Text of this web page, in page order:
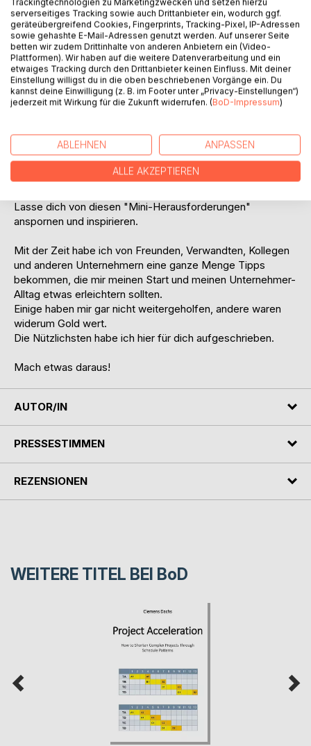
BESCHREIBUNG
Auf dem Weg in meine eigene Selbstständigkeit habe ich
viele wertvolle Tipps und Tricks bekommen. Dieses
Wissen möchte ich nun gerne an dich weitergeben.
Du findest in diesem Buch kleine Aufgaben für
Unternehmen Schritt für Schritt noch weiter nach Vorne
bringen...
Wenn du magst, kannst du sie der Reihe nach abarbeiten
Lasse dich von diesen "Mini-Herausforderungen"
anspornen und inspirieren.
Mit der Zeit habe ich von Freunden, Verwandten, Kollegen
und anderen Unternehmern eine ganze Menge Tipps
bekommen, die mir meinen Start und meinen Unternehmer-
Alltag etwas erleichtern sollten.
Einige haben mir gar nicht weitergeholfen, andere waren
widerum Gold wert.
Die Nützlichsten habe ich hier für dich aufgeschrieben.
Mach etwas daraus!
AUTOR/IN
PRESSESTIMMEN
REZENSIONEN
WEITERE TITEL BEI BoD
Trackingtechnologien zu Marketingzwecken und setzen hierzu
serverseitiges Tracking sowie auch Drittanbieter ein, wodurch ggf.
geräteübergreifend Cookies, Fingerprints, Tracking-Pixel, IP-Adressen
sowie gehashte E-Mail-Adressen genutzt werden. Auf unserer Seite
betten wir zudem Drittinhalte von anderen Anbietern ein (Video-
Plattformen). Wir haben auf die weitere Datenverarbeitung und ein
etwaiges Tracking durch den Drittanbieter keinen Einfluss. Mit deiner
Einstellung willigst du in die oben beschriebenen Vorgänge ein. Du
kannst deine Einwilligung (z. B. im Footer unter „Privacy-Einstellungen“)
jederzeit mit Wirkung für die Zukunft widerrufen. (BoD-Impressum)
ABLEHNEN ANPASSEN
ALLE AKZEPTIEREN